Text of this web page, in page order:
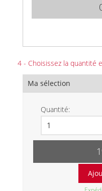
4 - Choisissez la quantité
Ma sélection
Quantité: